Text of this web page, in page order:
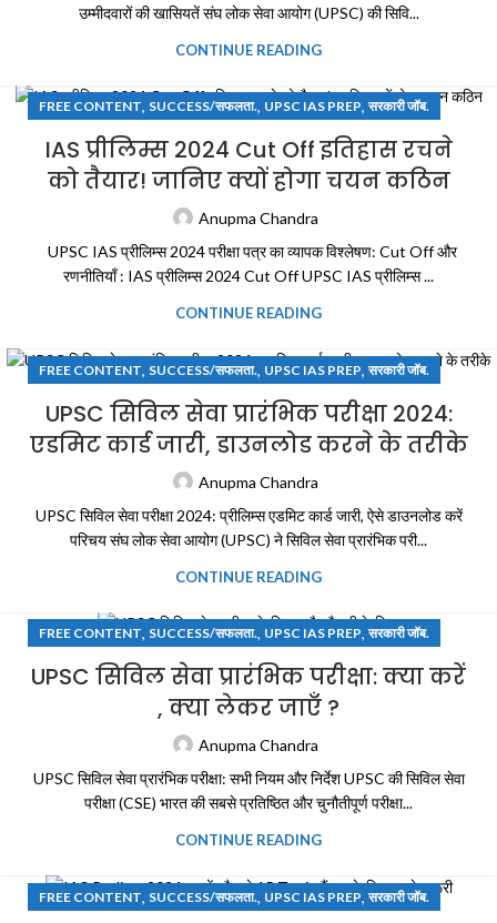
उम्मीदवारों की खासियतें संघ लोक सेवा आयोग (UPSC) की सिवि...
CONTINUE READING
FREE CONTENT, SUCCESS/सफलता., UPSC IAS PREP, सरकारी जॉब.
IAS प्रीलिम्स 2024 Cut Off इतिहास रचने
को तैयार! जानिए क्यों होगा चयन कठिन
Anupma Chandra
UPSC IAS प्रीलिम्स 2024 परीक्षा पत्र का व्यापक विश्लेषण: Cut Off और
रणनीतियाँ : IAS प्रीलिम्स 2024 Cut Off UPSC IAS प्रीलिम्स ...
CONTINUE READING
FREE CONTENT, SUCCESS/सफलता., UPSC IAS PREP, सरकारी जॉब.
UPSC सिविल सेवा प्रारंभिक परीक्षा 2024:
एडमिट कार्ड जारी, डाउनलोड करने के तरीके
Anupma Chandra
UPSC सिविल सेवा परीक्षा 2024: प्रीलिम्स एडमिट कार्ड जारी, ऐसे डाउनलोड करें
परिचय संघ लोक सेवा आयोग (UPSC) ने सिविल सेवा प्रारंभिक परी...
CONTINUE READING
FREE CONTENT, SUCCESS/सफलता., UPSC IAS PREP, सरकारी जॉब.
UPSC सिविल सेवा प्रारंभिक परीक्षा: क्या करें
, क्या लेकर जाएँ ?
Anupma Chandra
UPSC सिविल सेवा प्रारंभिक परीक्षा: सभी नियम और निर्देश UPSC की सिविल सेवा
परीक्षा (CSE) भारत की सबसे प्रतिष्ठित और चुनौतीपूर्ण परीक्षा...
CONTINUE READING
FREE CONTENT, SUCCESS/सफलता., UPSC IAS PREP, सरकारी जॉब.